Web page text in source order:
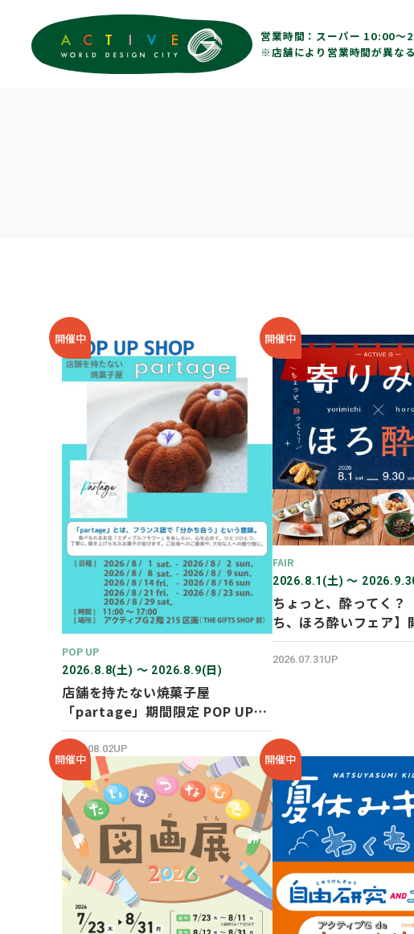
営業時間： スーパー 10:00〜
※店舗により営業時間が異なる
開催中
POP UP
2026.8.8(土) 〜 2026.8.9(日)
店舗を持たない焼菓子屋
「partage」期間限定 POP UP
SHOP オープン！
2026.08.02UP
開催中
FAIR
2026.8.1(土) 〜
ちょっと、酔ってく？
ち、ほろ酔いフェア】
2026.07.31UP
開催中 開催中